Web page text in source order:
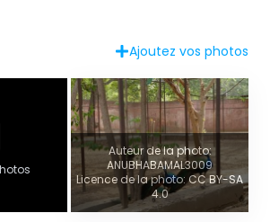
Ajoutez vos photos
Auteur de la photo:
ANUBHABAMAL3009
Licence de la photo: CC BY-SA
4.0